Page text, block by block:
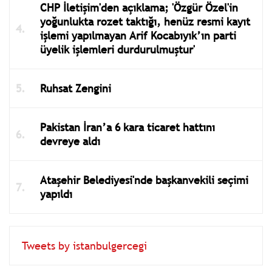
CHP İletişim'den açıklama; 'Özgür Özel'in
yoğunlukta rozet taktığı, henüz resmi kayıt
işlemi yapılmayan Arif Kocabıyık’ın parti
üyelik işlemleri durdurulmuştur'
Ruhsat Zengini
Pakistan İran’a 6 kara ticaret hattını
devreye aldı
Ataşehir Belediyesi'nde başkanvekili seçimi
yapıldı
Tweets by istanbulgercegi